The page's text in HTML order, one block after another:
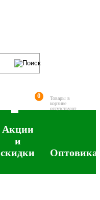
0
Товары в
корзине
отсутствуют
Акции
и
скидки